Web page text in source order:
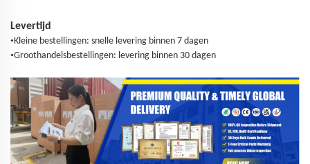
Levertijd
•Kleine bestellingen: snelle levering binnen 7 dagen
•Groothandelsbestellingen: levering binnen 30 dagen